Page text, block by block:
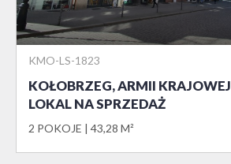
KMO-LS-1823
KOŁOBRZEG, ARMII KRAJOWEJ
LOKAL NA SPRZEDAŻ
2 POKOJE 43,28 M²